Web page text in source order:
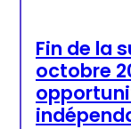
Fin de la
octobre